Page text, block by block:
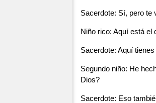
Sacerdote: Sí, pero te
Niño rico: Aquí está el
Sacerdote: Aquí
Segundo niño: He
Dios?
Sacerdote: Eso